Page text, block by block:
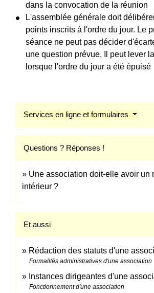
dans la convocation de la réunion
L'assemblée générale doit
points inscrits à l'ordre du jour. Le
séance ne peut pas décider
une question prévue. Il peut lever
lorsque l'ordre du jour a été épuisé
Services en ligne et formulaires
Questions ? Réponses !
Une association doit-elle avoir un
intérieur ?
Et aussi
Rédaction des statuts d'une
Formalités administratives d'une association
Instances dirigeantes d'une
Fonctionnement d'une association